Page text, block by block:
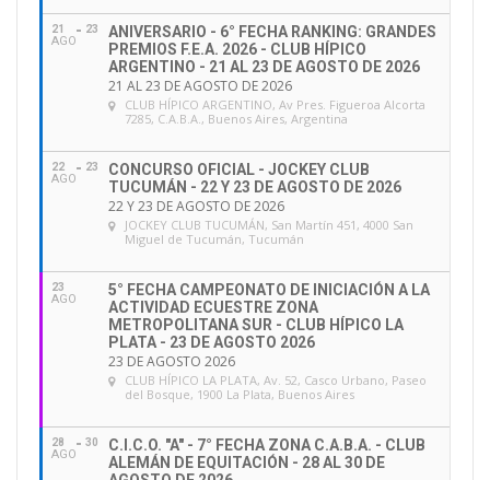
21
AGO
23
ANIVERSARIO - 6° FECHA RANKING: GRANDES
PREMIOS F.E.A. 2026 - CLUB HÍPICO
ARGENTINO - 21 AL 23 DE AGOSTO DE 2026
21 AL 23 DE AGOSTO DE 2026
CLUB HÍPICO ARGENTINO, Av Pres. Figueroa Alcorta
7285, C.A.B.A., Buenos Aires, Argentina
22
AGO
23
CONCURSO OFICIAL - JOCKEY CLUB
TUCUMÁN - 22 Y 23 DE AGOSTO DE 2026
22 Y 23 DE AGOSTO DE 2026
JOCKEY CLUB TUCUMÁN, San Martín 451, 4000 San
Miguel de Tucumán, Tucumán
23
AGO
5° FECHA CAMPEONATO DE INICIACIÓN A LA
ACTIVIDAD ECUESTRE ZONA
METROPOLITANA SUR - CLUB HÍPICO LA
PLATA - 23 DE AGOSTO 2026
23 DE AGOSTO 2026
CLUB HÍPICO LA PLATA, Av. 52, Casco Urbano, Paseo
del Bosque, 1900 La Plata, Buenos Aires
28
AGO
30
C.I.C.O. "A" - 7° FECHA ZONA C.A.B.A. - CLUB
ALEMÁN DE EQUITACIÓN - 28 AL 30 DE